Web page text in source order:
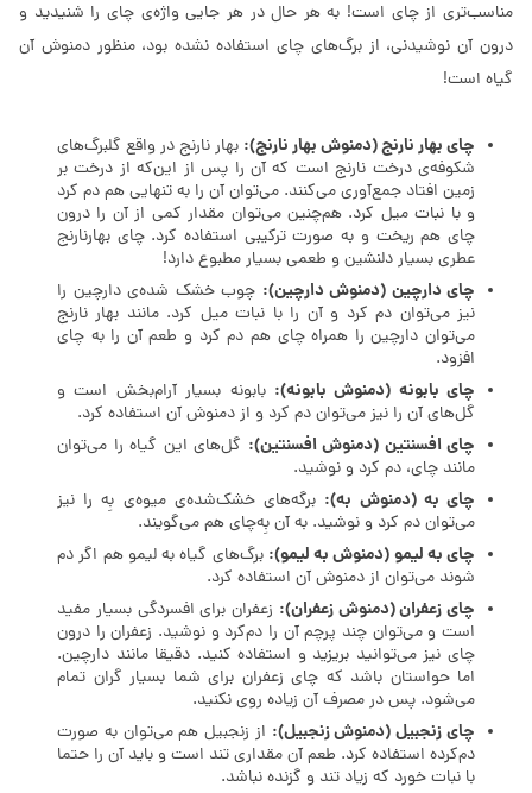
مناسب‌تری از چای است! به هر حال در هر جایی واژه‌ی چای را شنیدید و
درون آن نوشیدنی، از برگ‌های چای استفاده نشده بود، منظور دمنوش آن
گیاه است!
چای بهار نارنج (دمنوش بهار نارنج): بهار نارنج در واقع گلبرگ‌های
شکوفه‌ی درخت نارنج است که آن را پس از این‌که از درخت بر
زمین افتاد جمع‌آوری می‌کنند. می‌توان آن را به تنهایی هم دم کرد
و با نبات میل کرد. هم‌چنین می‌توان مقدار کمی از آن را درون
چای هم ریخت و به صورت ترکیبی استفاده کرد. چای بهارنارنج
عطری بسیار دلنشین و طعمی بسیار مطبوع دارد!
چای دارچین (دمنوش دارچین): چوب خشک شده‌ی دارچین را
نیز می‌توان دم کرد و آن را با نبات میل کرد. مانند بهار نارنج
می‌توان دارچین را همراه چای هم دم کرد و طعم آن را به چای
افزود.
چای بابونه (دمنوش بابونه): بابونه بسیار آرام‌بخش است و
گل‌های آن را نیز می‌توان دم کرد و از دمنوش آن استفاده کرد.
چای افسنتین (دمنوش افسنتین): گل‌های این گیاه را می‌توان
مانند چای، دم کرد و نوشید.
چای به (دمنوش به): برگه‌های خشک‌شده‌ی میوه‌ی بِه را نیز
می‌توان دم کرد و نوشید. به آن بِه‌چای هم می‌گویند.
چای به لیمو (دمنوش به لیمو): برگ‌های گیاه به لیمو هم اگر دم
شوند می‌توان از دمنوش آن استفاده کرد.
چای زعفران (دمنوش زعفران): زعفران برای افسردگی بسیار مفید
است و می‌توان چند پرچم آن را دم‌کرد و نوشید. زعفران را درون
چای نیز می‌توانید بریزید و استفاده کنید. دقیقا مانند دارچین.
اما حواستان باشد که چای زعفران برای شما بسیار گران تمام
می‌شود. پس در مصرف آن زیاده روی نکنید.
چای زنجبیل (دمنوش زنجبیل): از زنجبیل هم می‌توان به صورت
دم‌کرده استفاده کرد. طعم آن مقداری تند است و باید آن را حتما
با نبات خورد که زیاد تند و گزنده نباشد.